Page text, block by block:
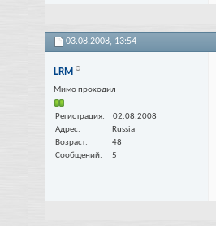
03.08.2008, 13:54
LRM
Мимо проходил
Регистрация
02.08.2008
Адрес
Russia
Возраст
48
Сообщений
5